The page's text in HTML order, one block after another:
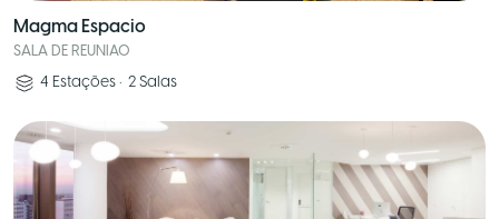
Magma Espacio
SALA DE REUNIAO
4 Estações • 2 Salas